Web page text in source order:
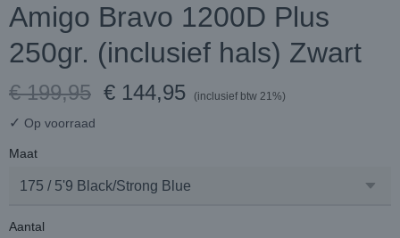
Amigo Bravo 1200D Plus
250gr. (inclusief hals) Zwart
€ 199,95 € 144,95 (inclusief btw 21%)
✓ Op voorraad
Maat
Aantal